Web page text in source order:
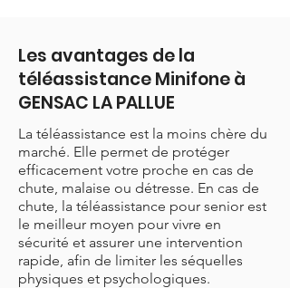
Les avantages de la
téléassistance Minifone à
GENSAC LA PALLUE
La téléassistance est la moins chère du
marché. Elle permet de protéger
efficacement votre proche en cas de
chute, malaise ou détresse. En cas de
chute, la téléassistance pour senior est
le meilleur moyen pour vivre en
sécurité et assurer une intervention
rapide, afin de limiter les séquelles
physiques et psychologiques.